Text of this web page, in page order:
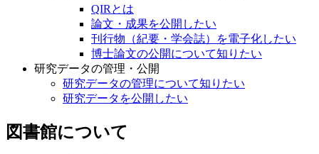
QIRとは
論文・成果を公開したい
刊行物（紀要・学会誌）を電子化したい
博士論文の公開について知りたい
研究データの管理・公開
研究データの管理について知りたい
研究データを公開したい
図書館について